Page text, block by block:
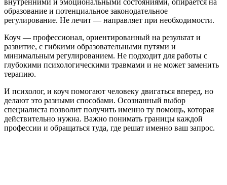
образование и потенциальное законодательное
регулирование. Не лечит — направляет при необходимости.
Коуч — профессионал, ориентированный на результат и
развитие, с гибкими образовательными путями и
минимальным регулированием. Не подходит для работы с
глубокими психологическими травмами и не может заменить
терапию.
И психолог, и коуч помогают человеку двигаться вперед, но
делают это разными способами. Осознанный выбор
специалиста позволит получить именно ту помощь, которая
действительно нужна. Важно понимать границы каждой
профессии и обращаться туда, где решат именно ваш запрос.